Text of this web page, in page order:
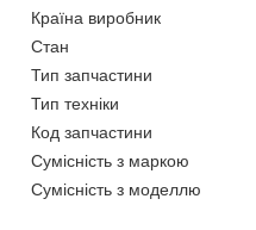
Країна виробник
Стан
Тип запчастини
Тип техніки
Код запчастини
Сумісність з маркою
Сумісність з моделлю